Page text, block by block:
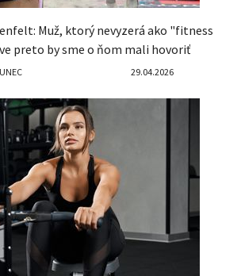
Muž, ktorý nevyzerá ako "fitness
preto by sme o ňom mali hovoriť
29.04.2026